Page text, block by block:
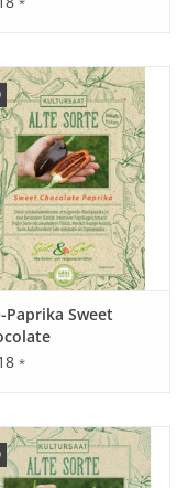
oder in
Nachtfröste.
Reihen 20 - 30 cm,
Paprika Sweet
*